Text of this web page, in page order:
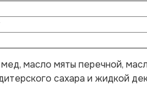
мед, масло мяты перечной,
сахара и жидкой